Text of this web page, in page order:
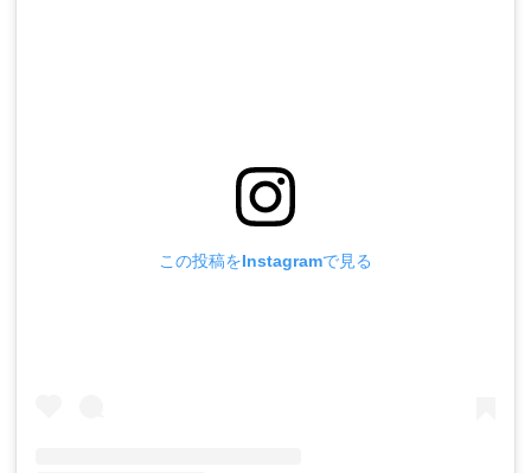
この投稿をInstagramで見る